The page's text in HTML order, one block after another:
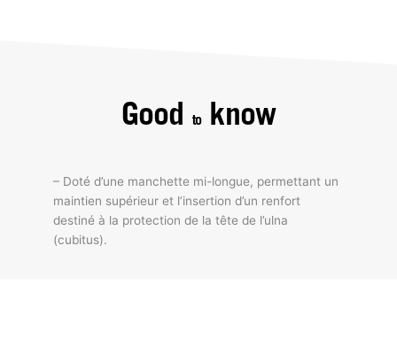
Good toknow
– Doté d’une manchette mi-longue, permettant un
maintien supérieur et l’insertion d’un renfort
destiné à la protection de la tête de l’ulna
(cubitus).